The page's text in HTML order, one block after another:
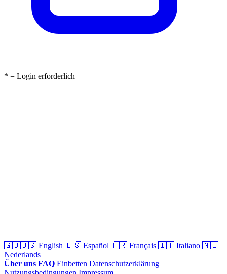
* = Login erforderlich
🇬🇧🇺🇸 English 🇪🇸 Español 🇫🇷 Français 🇮🇹 Italiano 🇳🇱
Nederlands
Über uns FAQ Einbetten Datenschutzerklärung